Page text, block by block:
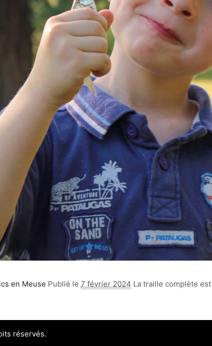
en Meuse Publié le 7 février 2024 La traille complète
réservés.